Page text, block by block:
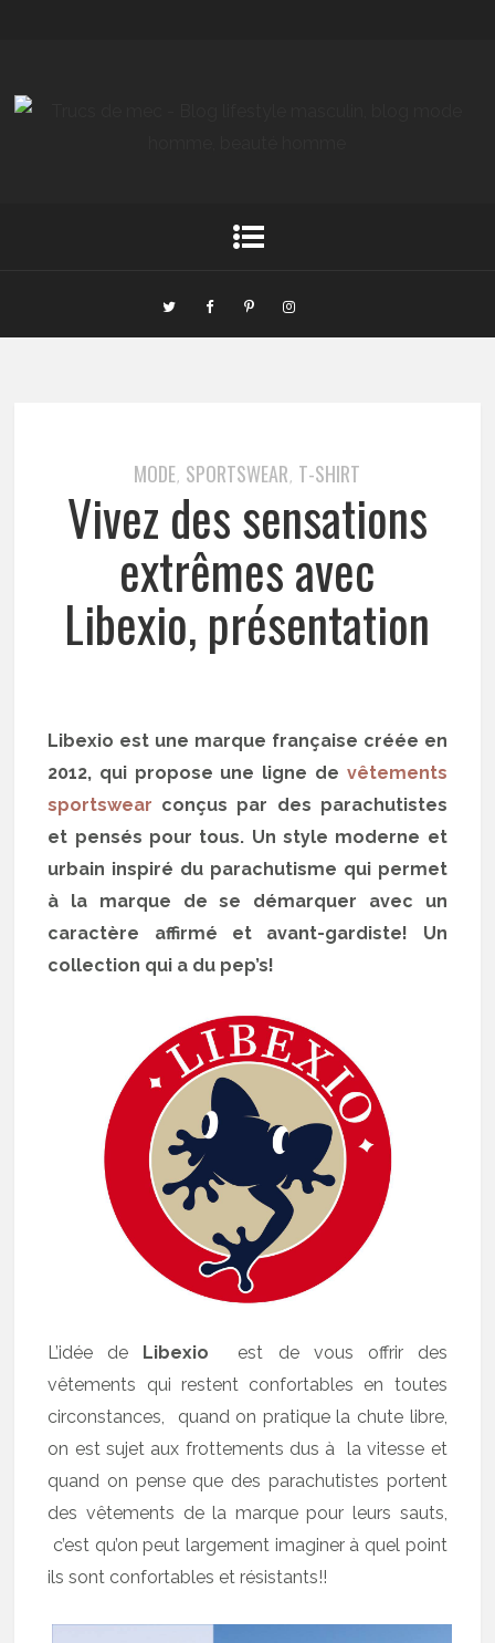
MODE, SPORTSWEAR, T-SHIRT
Vivez des sensations
extrêmes avec
Libexio, présentation
Libexio est une marque française créée en
2012, qui propose une ligne de vêtements
sportswear conçus par des parachutistes
et pensés pour tous. Un style moderne et
urbain inspiré du parachutisme qui permet
à la marque de se démarquer avec un
caractère affirmé et avant-gardiste! Un
collection qui a du pep’s!
L’idée de Libexio est de vous offrir des
vêtements qui restent confortables en toutes
circonstances, quand on pratique la chute libre,
on est sujet aux frottements dus à la vitesse et
quand on pense que des parachutistes portent
des vêtements de la marque pour leurs sauts,
c’est qu’on peut largement imaginer à quel point
ils sont confortables et résistants!!